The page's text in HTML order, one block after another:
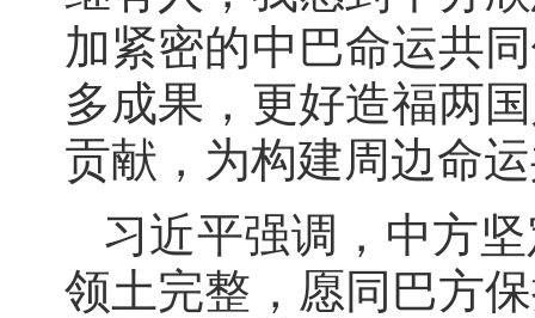
加紧密的中巴命运共
多成果，更好造福两
贡献，为构建周边命
习近平强调，中方
领土完整，愿同巴方